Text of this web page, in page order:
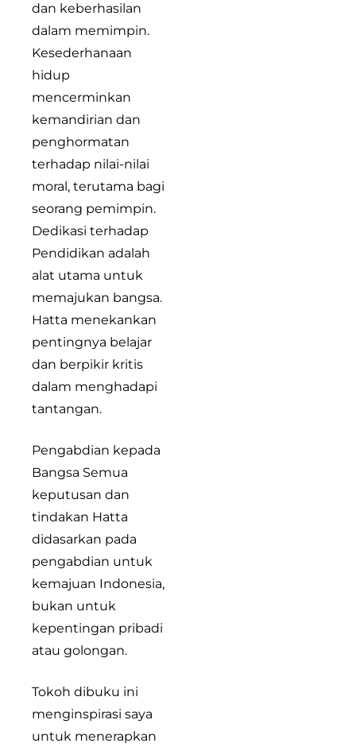
dan keberhasilan
dalam memimpin.
Kesederhanaan
hidup
mencerminkan
kemandirian dan
penghormatan
terhadap nilai-nilai
moral, terutama bagi
seorang pemimpin.
Dedikasi terhadap
Pendidikan adalah
alat utama untuk
memajukan bangsa.
Hatta menekankan
pentingnya belajar
dan berpikir kritis
dalam menghadapi
tantangan.
Pengabdian kepada
Bangsa Semua
keputusan dan
tindakan Hatta
didasarkan pada
pengabdian untuk
kemajuan Indonesia,
bukan untuk
kepentingan pribadi
atau golongan.
Tokoh dibuku ini
menginspirasi saya
untuk menerapkan